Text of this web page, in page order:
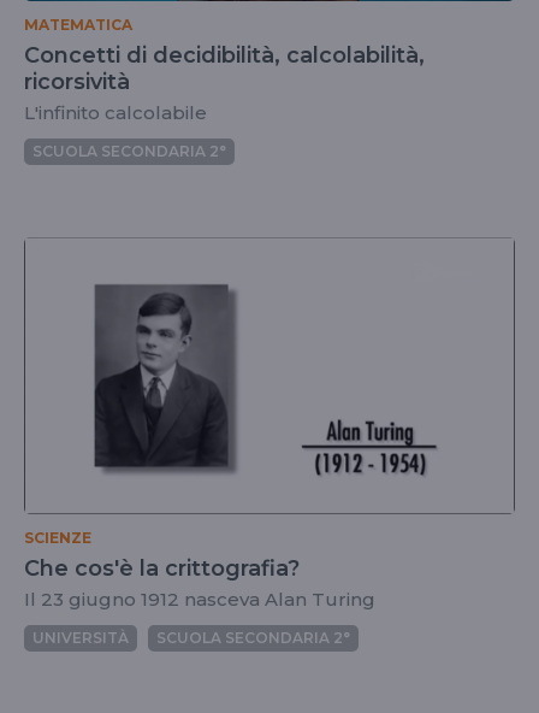
MATEMATICA
Concetti di decidibilità, calcolabilità,
ricorsività
L'infinito calcolabile
SCUOLA SECONDARIA 2°
SCIENZE
Che cos'è la crittografia?
Il 23 giugno 1912 nasceva Alan Turing
UNIVERSITÀ SCUOLA SECONDARIA 2°